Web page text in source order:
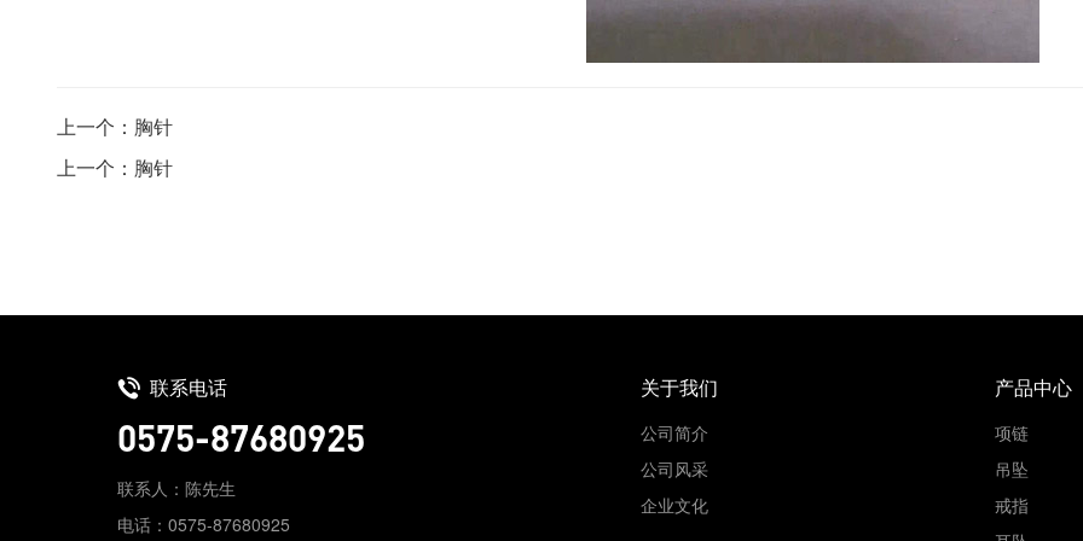
上一个：胸针
上一个：胸针
联系电话
0575-87680925
联系人：陈先生
电话：0575-87680925
关于我们
公司简介
公司风采
企业文化
产品中心
项链
吊坠
戒指